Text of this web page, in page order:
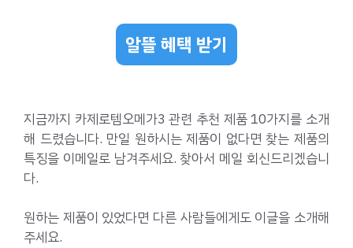
알뜰 혜택 받기
지금까지 카제로템오메가3 관련 추천 제품 10가지를 소개
해 드렸습니다. 만일 원하시는 제품이 없다면 찾는 제품의
특징을 이메일로 남겨주세요. 찾아서 메일 회신드리겠습니
다.
원하는 제품이 있었다면 다른 사람들에게도 이글을 소개해
주세요.